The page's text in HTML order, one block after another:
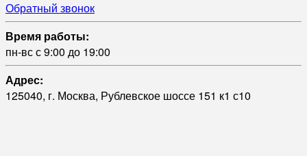
Обратный звонок
Время работы:
пн-вс с 9:00 до 19:00
Адрес:
125040, г. Москва, Рублевское шоссе 151 к1 с10